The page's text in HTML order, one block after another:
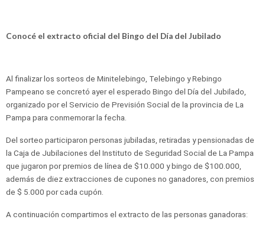
Conocé el extracto oficial del Bingo del Día del Jubilado
Al finalizar los sorteos de Minitelebingo, Telebingo y Rebingo
Pampeano se concretó ayer el esperado Bingo del Día del Jubilado,
organizado por el Servicio de Previsión Social de la provincia de La
Pampa para conmemorar la fecha.
Del sorteo participaron personas jubiladas, retiradas y pensionadas de
la Caja de Jubilaciones del Instituto de Seguridad Social de La Pampa
que jugaron por premios de línea de $10.000 y bingo de $100.000,
además de diez extracciones de cupones no ganadores, con premios
de $ 5.000 por cada cupón.
A continuación compartimos el extracto de las personas ganadoras: